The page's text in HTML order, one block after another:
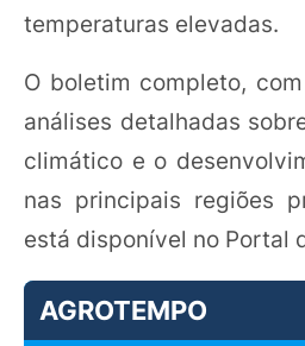
temperaturas elevadas.
O boletim completo,
análises detalhadas
climático e o
nas principais regiões
está disponível no Portal
AGROTEMPO